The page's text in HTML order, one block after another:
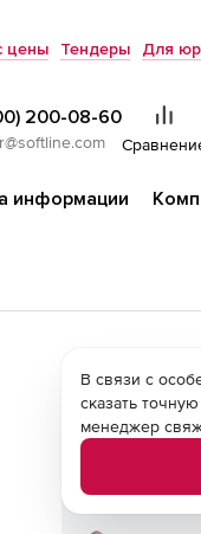
цены Тендеры Для
200-08-60
информации
В связи с
сказать
менеджер